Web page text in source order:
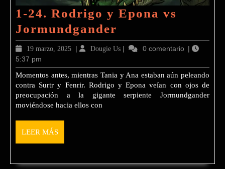
1-24. Rodrigo y Epona vs
Jormundgander
24.
y
Epona
19 marzo, 202519
2025
| Dougie UsDougie
| 0 comentario |
5:37 pm
Momentos antes, mientras Tania y Ana estaban aún peleando
contra Surtr y Fenrir. Rodrigo y Epona veían con ojos de
preocupación a la gigante serpiente Jormundgander
moviéndose hacia ellos con
LEER MÁSLEER
MÁS